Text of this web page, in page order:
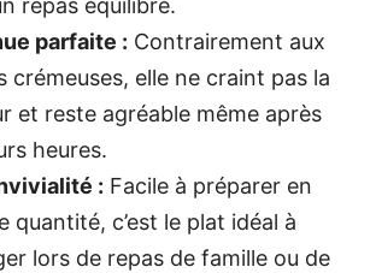
repas équilibré.
parfaite : Contrairement aux
crémeuses, elle ne craint pas la
et reste agréable même après
heures.
: Facile à préparer en
quantité, c’est le plat idéal à
lors de repas de famille ou de